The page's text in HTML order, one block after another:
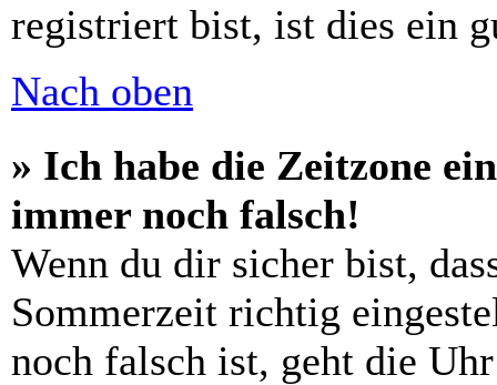
registriert bist, ist dies ein
Nach oben
» Ich habe die Zeitzone
immer noch falsch!
Wenn du dir sicher bist,
Sommerzeit richtig
noch falsch ist, geht die